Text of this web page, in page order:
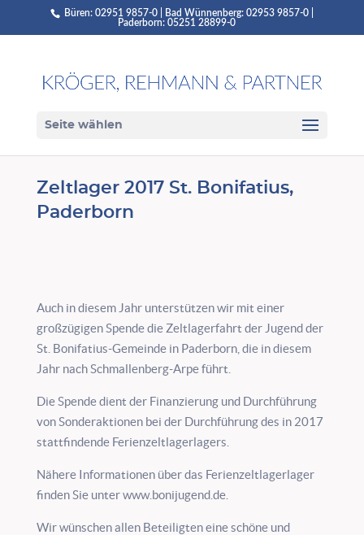
Büren: 02951 9857-0 | Bad Wünnenberg: 02953 9857-0 |
Paderborn: 05251 28899-0
Seite wählen
Zeltlager 2017 St. Bonifatius,
Paderborn
Auch in diesem Jahr unterstützen wir mit einer
großzügigen Spende die Zeltlagerfahrt der Jugend der
St. Bonifatius-Gemeinde in Paderborn, die in diesem
Jahr nach Schmallenberg-Arpe führt.
Die Spende dient der Finanzierung und Durchführung
von Sonderaktionen bei der Durchführung des in 2017
stattfindende Ferienzeltlagerlagers.
Nähere Informationen über das Ferienzeltlagerlager
finden Sie unter www.bonijugend.de.
Wir wünschen allen Beteiligten eine schöne und